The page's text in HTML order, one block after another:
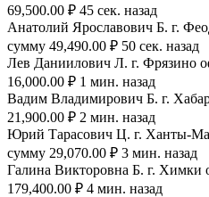
69,500.00 ₽ 45 сек. назад
Анатолий Ярославович Б. г.
сумму 49,490.00 ₽ 50 сек. назад
Лев Даниилович Л. г. Фрязино
16,000.00 ₽ 1 мин. назад
Вадим Владимирович Б. г.
21,900.00 ₽ 2 мин. назад
Юрий Тарасович Ц. г. Ханты-
сумму 29,070.00 ₽ 3 мин. назад
Галина Викторовна Б. г. Химки
179,400.00 ₽ 4 мин. назад